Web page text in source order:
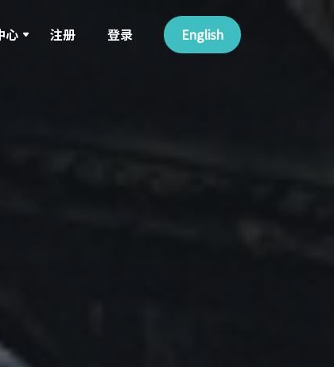
心 注册 登录 English